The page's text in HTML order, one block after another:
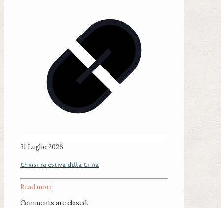
31 Luglio 2026
Chiusura estiva della Curia
Read more
Comments are closed.